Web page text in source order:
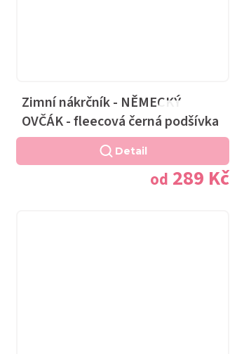
Zimní nákrčník - NĚMECKÝ
OVČÁK - fleecová černá podšívka
Průměrné
hodnocení
je
5,0
od 289 Kč
Detail